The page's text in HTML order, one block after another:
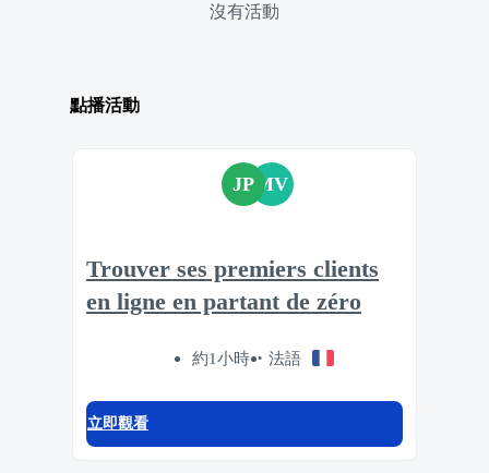
沒有活動
點播活動
JP MV
Trouver ses premiers clients
en ligne en partant de zéro
約1小時 法語
立即觀看